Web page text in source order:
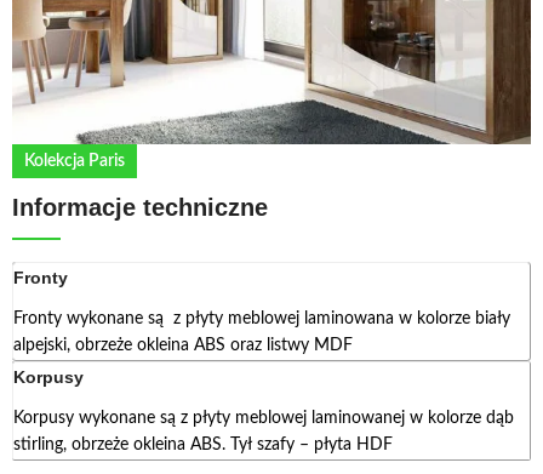
Kolekcja Paris
Informacje techniczne
Fronty
Fronty wykonane są z płyty meblowej laminowana w kolorze biały
alpejski, obrzeże okleina ABS oraz listwy MDF
Korpusy
Korpusy wykonane są z płyty meblowej laminowanej w kolorze dąb
stirling, obrzeże okleina ABS. Tył szafy – płyta HDF